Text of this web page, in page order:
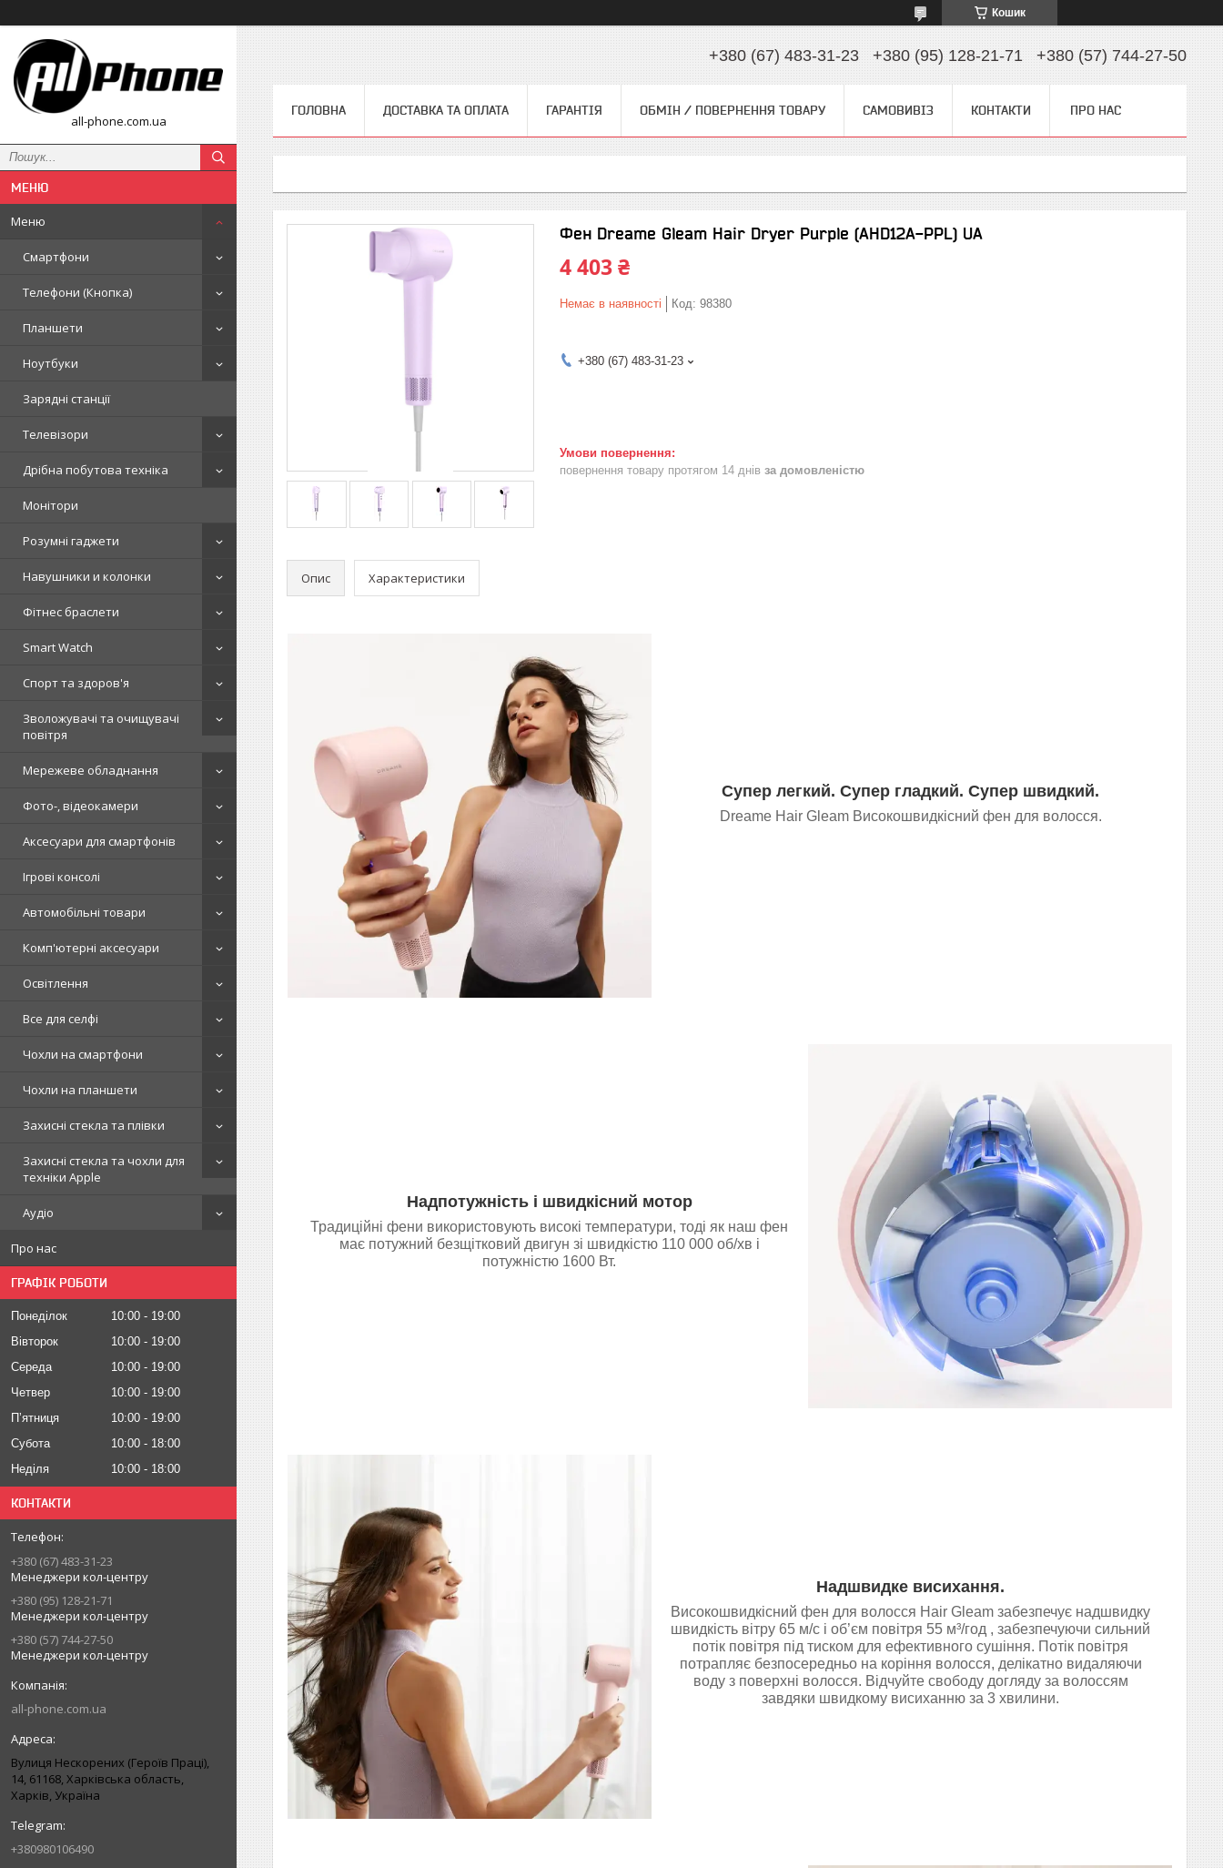
Кошик
all-phone.com.ua
Меню
Смартфони
Телефони (Кнопка)
Планшети
Ноутбуки
Зарядні станції
Телевізори
Дрібна побутова техніка
Монітори
Розумні гаджети
Навушники и колонки
Фітнес браслети
Smart Watch
Спорт та здоров'я
Зволожувачі та очищувачі
повітря
Мережеве обладнання
Фото-, відеокамери
Аксесуари для смартфонів
Ігрові консолі
Автомобільні товари
Комп'ютерні аксесуари
Освітлення
Все для селфі
Чохли на смартфони
Чохли на планшети
Захисні стекла та плівки
Захисні стекла та чохли для
техніки Apple
Аудіо
Про нас
ГРАФІК РОБОТИ
Понеділок 10:00
19:00
Вівторок
10:00
19:00
Середа
10:00
19:00
Четвер
10:00
19:00
Пʼятниця
10:00
19:00
Субота
10:00
18:00
Неділя
10:00 18:00
КОНТАКТИ
+380 (67) 483-31-23
Менеджери кол-центру
+380 (95) 128-21-71
Менеджери кол-центру
+380 (57) 744-27-50
Менеджери кол-центру
all-phone.com.ua
Вулиця Нескорених (Героїв Праці),
14, 61168, Харківська область,
Харків, Україна
+380980106490
+380 (67) 483-31-23 +380 (95) 128-21-71 +380 (57) 744-27-50
ГОЛОВНА ДОСТАВКА ТА ОПЛАТА ГАРАНТІЯ ОБМІН / ПОВЕРНЕННЯ ТОВАРУ САМОВИВІЗ КОНТАКТИ ПРО НАС
Фен Dreame Gleam Hair Dryer Purple (AHD12A-PPL) UA
4 403 ₴
Немає в наявності Код: 98380
+380 (67) 483-31-23
повернення товару протягом 14 днів за домовленістю
Опис Характеристики
Супер легкий. Супер гладкий. Супер швидкий.
Dreame Hair Gleam Високошвидкісний фен для волосся.
Надпотужність і швидкісний мотор
Традиційні фени використовують високі температури, тоді як наш фен
має потужний безщітковий двигун зі швидкістю 110 000 об/хв і
потужністю 1600 Вт.
Надшвидке висихання.
Високошвидкісний фен для волосся Hair Gleam забезпечує надшвидку
швидкість вітру 65 м/с і об’єм повітря 55 м³/год , забезпечуючи сильний
потік повітря під тиском для ефективного сушіння. Потік повітря
потрапляє безпосередньо на коріння волосся, делікатно видаляючи
воду з поверхні волосся. Відчуйте свободу догляду за волоссям
завдяки швидкому висиханню за 3 хвилини.